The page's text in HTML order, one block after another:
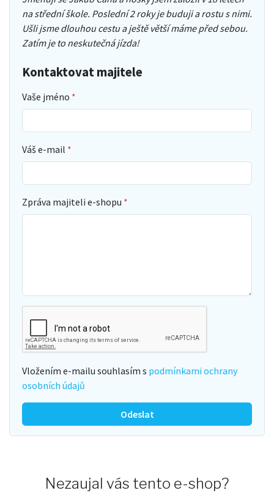
na střední škole. Poslední 2 roky je buduji a rostu s nimi.
Ušli jsme dlouhou cestu a ještě větší máme před sebou.
Zatím je to neskutečná jízda!
Kontaktovat majitele
Vaše jméno
Váš e-mail
Zpráva majiteli e-shopu
Vložením e-mailu souhlasím s podmínkami ochrany
osobních údajů
Odeslat
Nezaujal vás tento e-shop?